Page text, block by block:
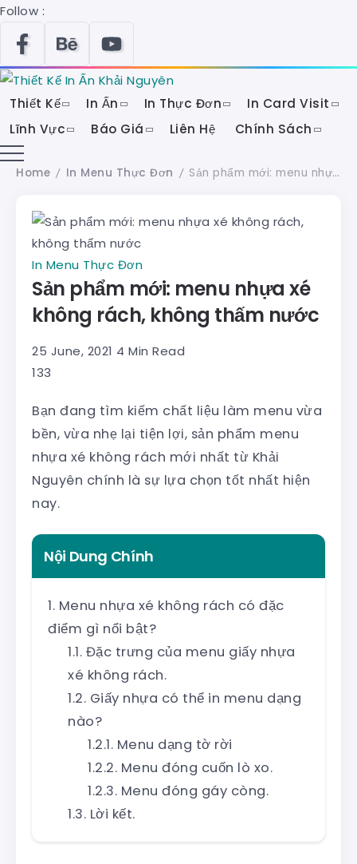
Follow :
Thiết Kế In Ấn In Thực Đơn
In Card Visit
Lĩnh Vực
Báo Giá Liên Hệ Chính Sách
Home / In Menu Thực Đơn / Sản phẩm mới: menu nhựa xé không rách, không thấm nước
In Menu Thực Đơn
Sản phẩm mới: menu nhựa xé
không rách, không thấm nước
25 June, 2021 4 Min Read
133
Bạn đang tìm kiếm chất liệu làm menu vừa
bền, vừa nhẹ lại tiện lợi, sản phẩm menu
nhựa xé không rách mới nhất từ Khải
Nguyên chính là sự lựa chọn tốt nhất hiện
nay.
Nội Dung Chính
Menu nhựa xé không rách có đặc
điểm gì nổi bật?
Đặc trưng của menu giấy nhựa
xé không rách.
Giấy nhựa có thể in menu dạng
nào?
Menu dạng tờ rời
Menu đóng cuốn lò xo.
Menu đóng gáy còng.
Lời kết.